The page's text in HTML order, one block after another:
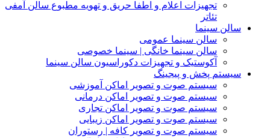
تجهیزات اعلام و اطفا حریق و تهویه مطبوع سالن آمفی
تئاتر
سالن سینما
سالن سینما عمومی
سالن سینما خانگی | سینما خصوصی
آکوستیک و تجهیزات دکوراسیون سالن سینما
سیستم پخش و پیجینگ
سیستم صوت و تصویر اماکن آموزشی
سیستم صوت و تصویر اماکن درمانی
سیستم صوت و تصویر اماکن تجاری
سیستم صوت و تصویر اماکن زیبایی
سیستم صوت و تصویر کافه | رستوران